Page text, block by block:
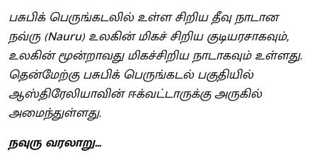
பசுபிக் பெருங்கடலில் உள்ள சிறிய தீவு நாடான
நவ்ரு (Nauru) உலகின் மிகச் சிறிய குடியரசாகவும்,
உலகின் மூன்றாவது மிகச்சிறிய நாடாகவும் உள்ளது.
தென்மேற்கு பசுபிக் பெருங்கடல் பகுதியில்
ஆஸ்திரேலியாவின் ஈக்வட்டாருக்கு அருகில்
அமைந்துள்ளது.
நவுரு வரலாறு...